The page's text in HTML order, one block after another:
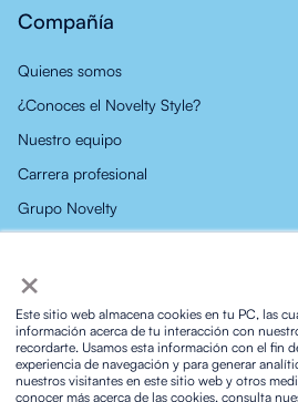
×
Este sitio web almacena cookies en tu PC, las
información acerca de tu interacción con
recordarte. Usamos esta información con el fin
experiencia de navegación y para generar
nuestros visitantes en este sitio web y otros
conocer más acerca de las cookies, consulta
Compañía
Quienes somos
¿Conoces el Novelty Style?
Nuestro equipo
Carrera profesional
Grupo Novelty
Contacto